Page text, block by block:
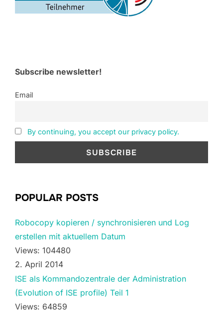
Subscribe newsletter!
Email
By continuing, you accept our privacy policy.
POPULAR POSTS
Robocopy kopieren / synchronisieren und Log
erstellen mit aktuellem Datum
Views: 104480
2. April 2014
ISE als Kommandozentrale der Administration
(Evolution of ISE profile) Teil 1
Views: 64859